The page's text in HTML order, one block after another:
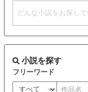
小説を探す
フリーワード